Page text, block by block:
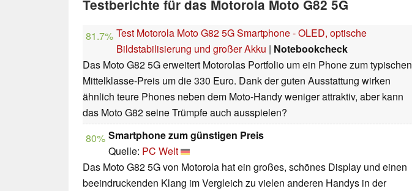
Testberichte für das Motorola Moto G82 5G
81.7% Test Motorola Moto G82 5G Smartphone - OLED, optische
Bildstabilisierung und großer Akku | Notebookcheck
Das Moto G82 5G erweitert Motorolas Portfolio um ein Phone zum typischen
Mittelklasse-Preis um die 330 Euro. Dank der guten Ausstattung wirken
ähnlich teure Phones neben dem Moto-Handy weniger attraktiv, aber kann
das Moto G82 seine Trümpfe auch ausspielen?
80% Smartphone zum günstigen Preis
Quelle: PC Welt
Das Moto G82 5G von Motorola hat ein großes, schönes Display und einen
beeindruckenden Klang im Vergleich zu vielen anderen Handys in der